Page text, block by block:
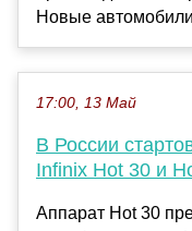
Новые
17:00, 13 Май
В России
Infinix Hot 30 и
Аппарат Hot 30